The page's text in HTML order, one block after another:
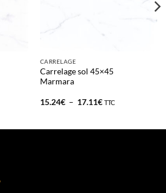
CARRELAGE
Carrelage sol 45×45
Marmara
15.24€ – 17.11€Plage
à
TTC